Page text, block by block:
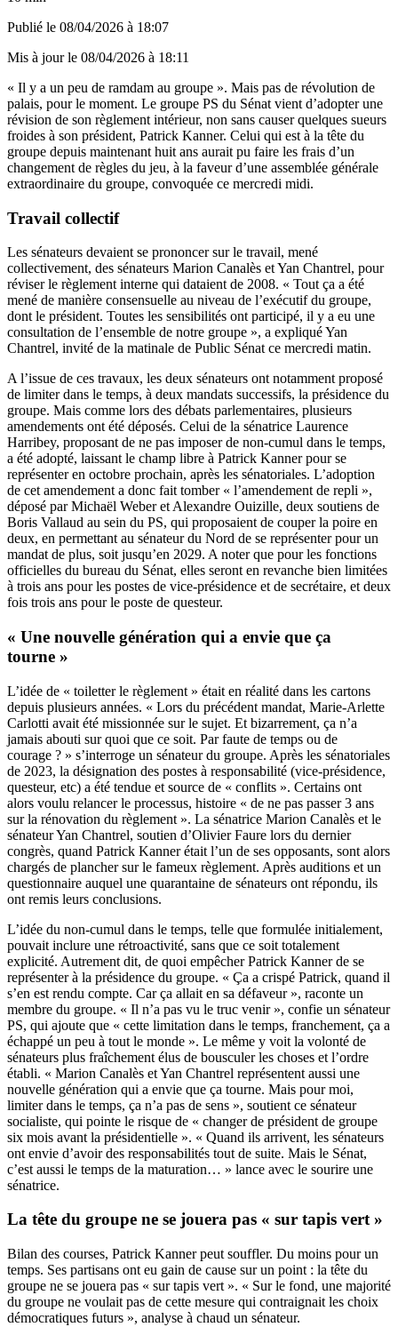
Publié le 08/04/2026 à 18:07
Mis à jour le 08/04/2026 à 18:11
« Il y a un peu de ramdam au groupe ». Mais pas de révolution de
palais, pour le moment. Le groupe PS du Sénat vient d’adopter une
révision de son règlement intérieur, non sans causer quelques sueurs
froides à son président, Patrick Kanner. Celui qui est à la tête du
groupe depuis maintenant huit ans aurait pu faire les frais d’un
changement de règles du jeu, à la faveur d’une assemblée générale
extraordinaire du groupe, convoquée ce mercredi midi.
Travail collectif
Les sénateurs devaient se prononcer sur le travail, mené
collectivement, des sénateurs Marion Canalès et Yan Chantrel, pour
réviser le règlement interne qui dataient de 2008. « Tout ça a été
mené de manière consensuelle au niveau de l’exécutif du groupe,
dont le président. Toutes les sensibilités ont participé, il y a eu une
consultation de l’ensemble de notre groupe », a expliqué Yan
Chantrel, invité de la matinale de Public Sénat ce mercredi matin.
A l’issue de ces travaux, les deux sénateurs ont notamment proposé
de limiter dans le temps, à deux mandats successifs, la présidence du
groupe. Mais comme lors des débats parlementaires, plusieurs
amendements ont été déposés. Celui de la sénatrice Laurence
Harribey, proposant de ne pas imposer de non-cumul dans le temps,
a été adopté, laissant le champ libre à Patrick Kanner pour se
représenter en octobre prochain, après les sénatoriales. L’adoption
de cet amendement a donc fait tomber « l’amendement de repli »,
déposé par Michaël Weber et Alexandre Ouizille, deux soutiens de
Boris Vallaud au sein du PS, qui proposaient de couper la poire en
deux, en permettant au sénateur du Nord de se représenter pour un
mandat de plus, soit jusqu’en 2029. A noter que pour les fonctions
officielles du bureau du Sénat, elles seront en revanche bien limitées
à trois ans pour les postes de vice-présidence et de secrétaire, et deux
fois trois ans pour le poste de questeur.
« Une nouvelle génération qui a envie que ça
tourne »
L’idée de « toiletter le règlement » était en réalité dans les cartons
depuis plusieurs années. « Lors du précédent mandat, Marie-Arlette
Carlotti avait été missionnée sur le sujet. Et bizarrement, ça n’a
jamais abouti sur quoi que ce soit. Par faute de temps ou de
courage ? » s’interroge un sénateur du groupe. Après les sénatoriales
de 2023, la désignation des postes à responsabilité (vice-présidence,
questeur, etc) a été tendue et source de « conflits ». Certains ont
alors voulu relancer le processus, histoire « de ne pas passer 3 ans
sur la rénovation du règlement ». La sénatrice Marion Canalès et le
sénateur Yan Chantrel, soutien d’Olivier Faure lors du dernier
congrès, quand Patrick Kanner était l’un de ses opposants, sont alors
chargés de plancher sur le fameux règlement. Après auditions et un
questionnaire auquel une quarantaine de sénateurs ont répondu, ils
ont remis leurs conclusions.
L’idée du non-cumul dans le temps, telle que formulée initialement,
pouvait inclure une rétroactivité, sans que ce soit totalement
explicité. Autrement dit, de quoi empêcher Patrick Kanner de se
représenter à la présidence du groupe. « Ça a crispé Patrick, quand il
s’en est rendu compte. Car ça allait en sa défaveur », raconte un
membre du groupe. « Il n’a pas vu le truc venir », confie un sénateur
PS, qui ajoute que « cette limitation dans le temps, franchement, ça a
échappé un peu à tout le monde ». Le même y voit la volonté de
sénateurs plus fraîchement élus de bousculer les choses et l’ordre
établi. « Marion Canalès et Yan Chantrel représentent aussi une
nouvelle génération qui a envie que ça tourne. Mais pour moi,
limiter dans le temps, ça n’a pas de sens », soutient ce sénateur
socialiste, qui pointe le risque de « changer de président de groupe
six mois avant la présidentielle ». « Quand ils arrivent, les sénateurs
ont envie d’avoir des responsabilités tout de suite. Mais le Sénat,
c’est aussi le temps de la maturation… » lance avec le sourire une
sénatrice.
La tête du groupe ne se jouera pas « sur tapis vert »
Bilan des courses, Patrick Kanner peut souffler. Du moins pour un
temps. Ses partisans ont eu gain de cause sur un point : la tête du
groupe ne se jouera pas « sur tapis vert ». « Sur le fond, une majorité
du groupe ne voulait pas de cette mesure qui contraignait les choix
démocratiques futurs », analyse à chaud un sénateur.